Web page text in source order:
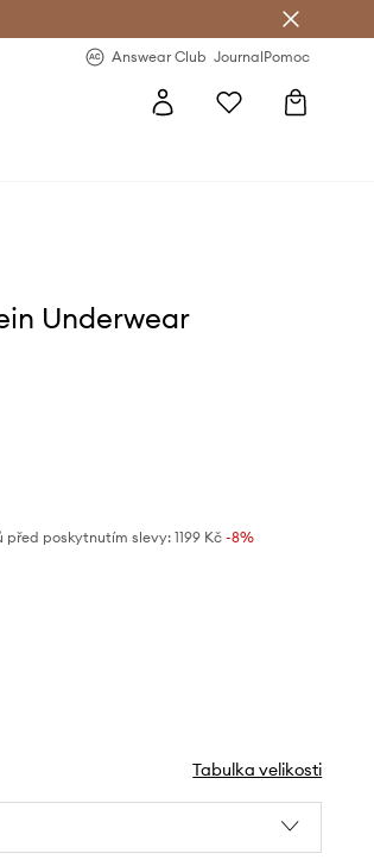
Answear Club JournalPomoc
Underwear
před poskytnutím slevy: 1199 Kč -8%
Tabulka velikosti